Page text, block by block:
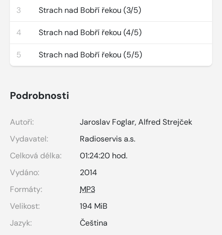
3 Strach nad Bobří řekou (3/5)
4 Strach nad Bobří řekou (4/5)
5 Strach nad Bobří řekou (5/5)
Podrobnosti
Autoři: Jaroslav Foglar,Alfred Strejček
Vydavatel:
Radioservis a.s.
Celková délka:
01:24:20 hod.
Vydáno:
2014
Formáty:
MP3
Velikost:
194 MiB
Jazyk:
Čeština